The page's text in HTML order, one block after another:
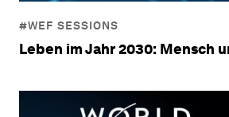
#WEF SESSIONS
Leben im Jahr 2030: Mensch